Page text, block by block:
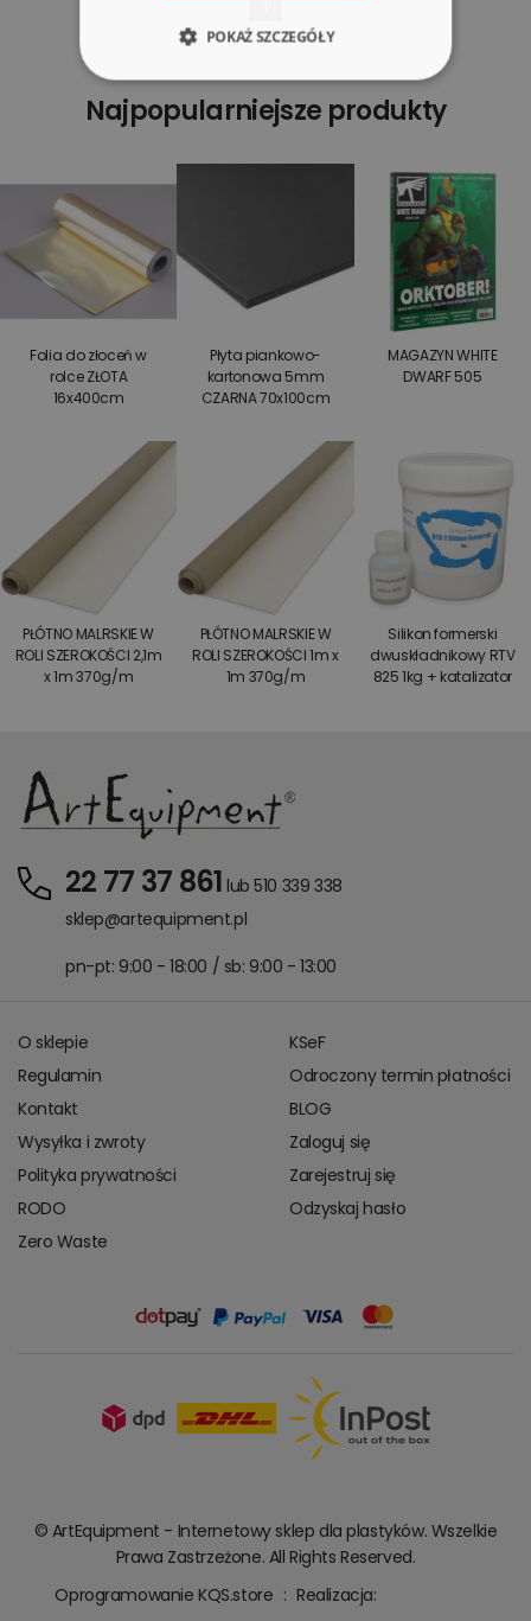
1
Najpopularniejsze produkty
Folia do złoceń w
rolce ZŁOTA
16x400cm
Płyta piankowo-
kartonowa 5mm
CZARNA 70x100cm
MAGAZYN WHITE
DWARF 505
PŁÓTNO MALRSKIE W
ROLI SZEROKOŚCI 2,1m
x 1m 370g/m
PŁÓTNO MALRSKIE W
ROLI SZEROKOŚCI 1m x
1m 370g/m
Silikon formerski
dwuskładnikowy RTV
825 1kg + katalizator
22 77 37 861 lub 510 339 338
sklep@artequipment.pl
pn-pt: 9:00 - 18:00 / sb: 9:00 - 13:00
O sklepie
Regulamin
Kontakt
Wysyłka i zwroty
Polityka prywatności
RODO
Zero Waste
KSeF
Odroczony termin płatności
BLOG
Zaloguj się
Zarejestruj się
Odzyskaj hasło
© ArtEquipment - Internetowy sklep dla plastyków. Wszelkie
Prawa Zastrzeżone. All Rights Reserved.
Oprogramowanie KQS.store : Realizacja:
POKAŻ SZCZEGÓŁY